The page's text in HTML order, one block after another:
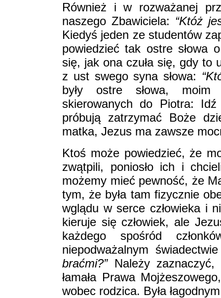
Również i w rozważanej
naszego Zbawiciela: “Któż
Kiedyś jeden ze studentów
powiedzieć tak ostre słowa
się, jak ona czuła się, gdy to
z ust swego syna słowa:
były ostre słowa, moim
skierowanych do Piotra:
próbują zatrzymać Boże
matka, Jezus ma zawsze
Ktoś może powiedzieć, że
zwątpili, poniosło ich i
możemy mieć pewność, że
tym, że była tam fizycznie
wglądu w serce człowieka i
kieruje się człowiek, ale
każdego spośród
niepodważalnym
braćmi?”Należy zaznaczyć,
łamała Prawa
wobec rodzica. Była